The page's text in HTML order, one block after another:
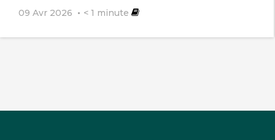
09 Avr 2026 < 1 minute